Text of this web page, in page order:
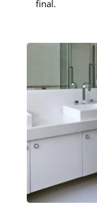
final.